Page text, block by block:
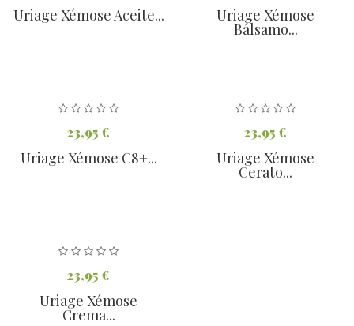
Uriage Xémose Aceite... Uriage Xémose
Bálsamo...
23,95 €
Uriage Xémose C8+...
23,95 €
Uriage Xémose
Cerato...
23,95 €
Uriage Xémose
Crema...